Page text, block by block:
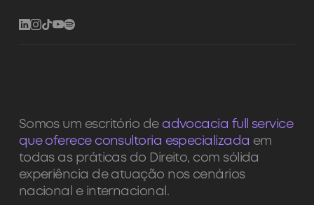
Somos um escritório de advocacia full service
que oferece consultoria especializada em
todas as práticas do Direito, com sólida
experiência de atuação nos cenários
nacional e internacional.